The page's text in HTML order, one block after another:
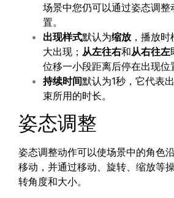
场景中您仍可以通过姿态调整
置。
出现样式默认为缩放 ，播放
大出现； 从左往右和从右往左
位移一小段距离后停在出现位
持续时间默认为1秒，它代表
束所用的时长。
姿态调整
姿态调整动作可以使场景中的角色
移动，并通过移动、旋转、缩放等
转角度和大小。